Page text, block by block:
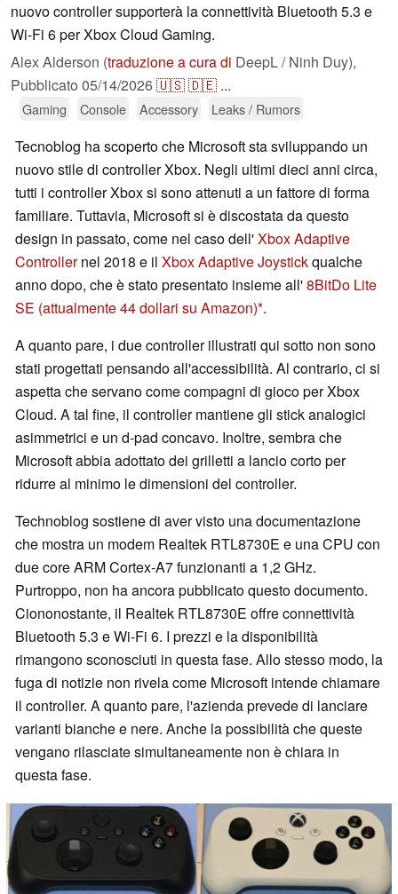
nuovo controller supporterà la connettività Bluetooth 5.3 e
Wi-Fi 6 per Xbox Cloud Gaming.
Alex Alderson (traduzione a cura di DeepL / Ninh Duy),
Pubblicato 05/14/2026🇺🇸🇩🇪 ...
Gaming Console Accessory Leaks / Rumors
Tecnoblog ha scoperto che Microsoft sta sviluppando un
nuovo stile di controller Xbox. Negli ultimi dieci anni circa,
tutti i controller Xbox si sono attenuti a un fattore di forma
familiare. Tuttavia, Microsoft si è discostata da questo
design in passato, come nel caso dell'Xbox Adaptive
Controllernel 2018 e il Xbox Adaptive Joystickqualche
anno dopo, che è stato presentato insieme all'8BitDo Lite
SE (attualmente 44 dollari su Amazon) .
A quanto pare, i due controller illustrati qui sotto non sono
stati progettati pensando all'accessibilità. Al contrario, ci si
aspetta che servano come compagni di gioco per Xbox
Cloud. A tal fine, il controller mantiene gli stick analogici
asimmetrici e un d-pad concavo. Inoltre, sembra che
Microsoft abbia adottato dei grilletti a lancio corto per
ridurre al minimo le dimensioni del controller.
Technoblog sostiene di aver visto una documentazione
che mostra un modem Realtek RTL8730E e una CPU con
due core ARM Cortex-A7 funzionanti a 1,2 GHz.
Purtroppo, non ha ancora pubblicato questo documento.
Ciononostante, il Realtek RTL8730E offre connettività
Bluetooth 5.3 e Wi-Fi 6. I prezzi e la disponibilità
rimangono sconosciuti in questa fase. Allo stesso modo, la
fuga di notizie non rivela come Microsoft intende chiamare
il controller. A quanto pare, l'azienda prevede di lanciare
varianti bianche e nere. Anche la possibilità che queste
vengano rilasciate simultaneamente non è chiara in
questa fase.